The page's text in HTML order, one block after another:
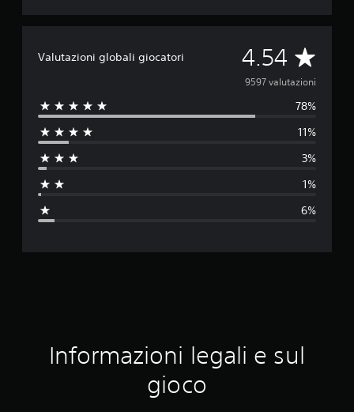
Valutazioni globali giocatori 4.54 V
a
u
i
e
9597 valutazioni
78%
11%
3%
1%
6%
Informazioni legali e sul
gioco